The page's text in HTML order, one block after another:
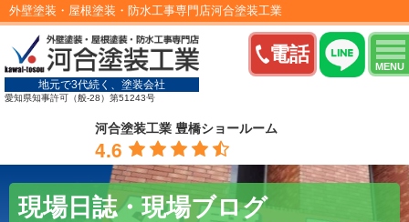
電話
MENU
外壁塗装・屋根塗装・防水工事専門店河合塗装工業
地元で3代続く、塗装会社
愛知県知事許可（般-28）第51243号
河合塗装工業 豊橋ショールーム
4.6
現場日誌・現場ブログ